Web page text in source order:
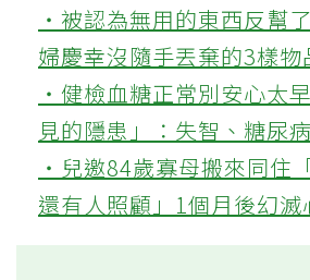
‧被認為無用的東西反幫
婦慶幸沒隨手丟棄的3樣物
‧健檢血糖正常別安心太
見的隱患」：失智、糖尿
‧兒邀84歲寡母搬來同住
還有人照顧」1個月後幻滅